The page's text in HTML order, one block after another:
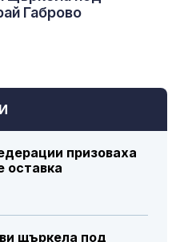
призоваха
оставка
щъркела под
Габрово